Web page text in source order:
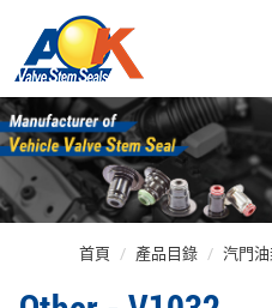
首頁 產品目錄 汽門